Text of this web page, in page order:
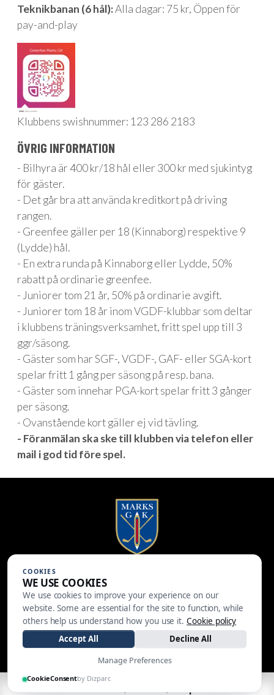
Teknikbanan (6 hål):Alla dagar: 75 kr, Öppen för
pay-and-play
Klubbens swishnummer: 123 286 2183
ÖVRIG INFORMATION
- Bilhyra är 400 kr/18 hål eller 300 kr med sjukintyg
för gäster.
- Det går bra att använda kreditkort på driving
rangen.
- Greenfee gäller per 18 (Kinnaborg) respektive 9
(Lydde) hål.
- En extra runda på Kinnaborg eller Lydde, 50%
rabatt på ordinarie greenfee.
- Juniorer tom 21 år, 50% på ordinarie avgift.
- Juniorer tom 18 år inom VGDF-klubbar som deltar
i klubbens träningsverksamhet, fritt spel upp till 3
ggr/säsong.
- Gäster som har SGF-, VGDF-, GAF- eller SGA-kort
spelar fritt 1 gång per säsong på resp. bana.
- Gäster som innehar PGA-kort spelar fritt 3 gånger
per säsong.
- Ovanstående kort gäller ej vid tävling.
- Föranmälan ska ske till klubben via telefon eller
mail i god tid före spel.
Marks Golfklubb
Brättingstorpsv. 28
511 58 Kinna
0320-142 20
info@marksgk.se
COOKIES
WE USE COOKIES
We use cookies to improve your experience on our
website. Some are essential for the site to function, while
others help us understand how you use it. Cookie policy
Accept All
Decline All
Manage Preferences
CookieConsentby Dizparc